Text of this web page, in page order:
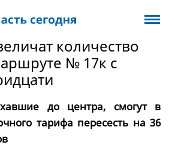
количество
№ 17к с
до центра, смогут в
тарифа пересесть на 36